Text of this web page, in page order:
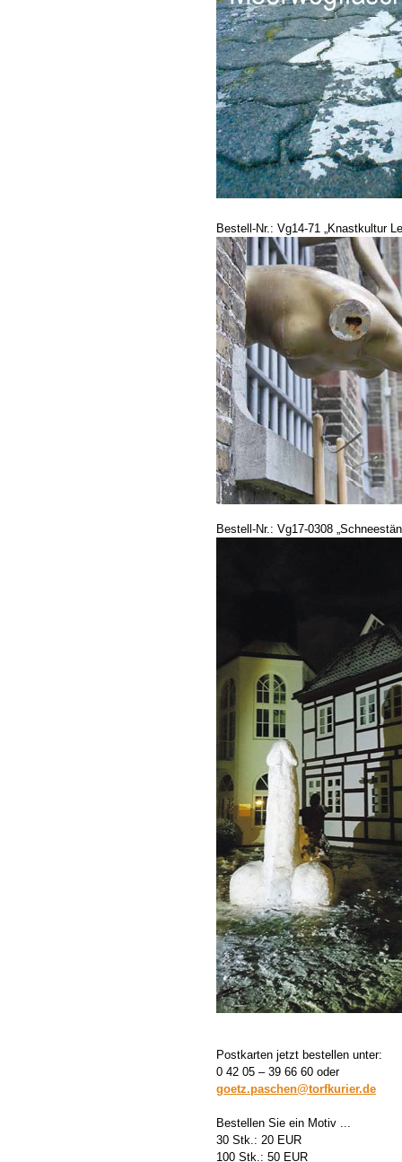
Bestell-Nr.: Vg14-71 „Knastkultur
Bestell-Nr.: Vg17-0308
Postkarten jetzt bestellen unter:
0 42 05 – 39 66 60 oder
goetz.paschen@torfkurier.de
Bestellen Sie ein Motiv ...
30 Stk.: 20 EUR
100 Stk.: 50 EUR